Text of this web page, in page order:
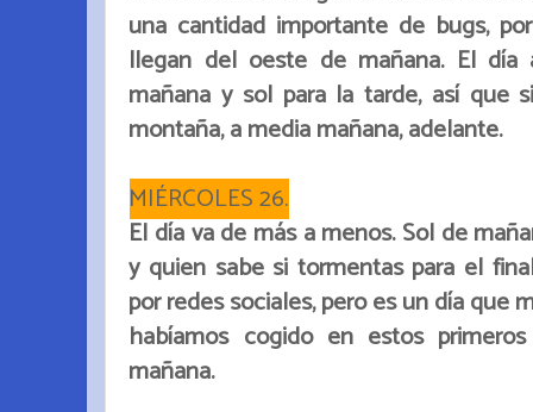
una cantidad importante de bugs,
llegan del oeste de mañana. El
mañana y sol para la tarde, así que
montaña, a media mañana, adelante.
MIÉRCOLES 26.
El día va de más a menos. Sol de
y quien sabe si tormentas para el
por redes sociales, pero es un día que
habíamos cogido en estos
mañana.